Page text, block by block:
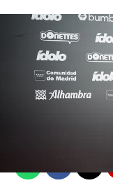
WhatsappFacebook
X